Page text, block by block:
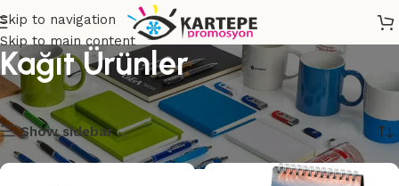
Skip to navigation
Skip to main content
Kağıt Ürünler
Ana Sayfa 2 sonucun tümü gösteriliyor
Show sidebar